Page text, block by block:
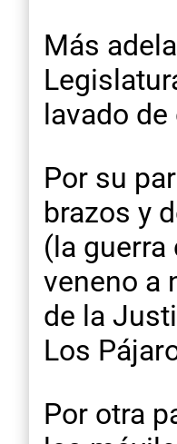
Más
lavado
Por su
brazos y
(la
veneno a
de la
Los
Por otra